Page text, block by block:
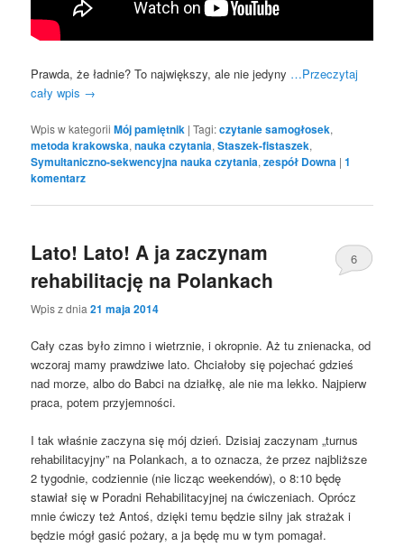
Prawda, że ładnie? To największy, ale nie jedyny …Przeczytaj
cały wpis →
Wpis w kategoriiMój pamiętnik |Tagi:czytanie samogłosek,
metoda krakowska,nauka czytania,Staszek-fistaszek,
Symultaniczno-sekwencyjna nauka czytania,zespół Downa |1
komentarz
Lato! Lato! A ja zaczynam
rehabilitację na Polankach
Wpis z dnia21 maja 2014
6
Cały czas było zimno i wietrznie, i okropnie. Aż tu znienacka, od
wczoraj mamy prawdziwe lato. Chciałoby się pojechać gdzieś
nad morze, albo do Babci na działkę, ale nie ma lekko. Najpierw
praca, potem przyjemności.
I tak właśnie zaczyna się mój dzień. Dzisiaj zaczynam „turnus
rehabilitacyjny” na Polankach, a to oznacza, że przez najbliższe
2 tygodnie, codziennie (nie licząc weekendów), o 8:10 będę
stawiał się w Poradni Rehabilitacyjnej na ćwiczeniach. Oprócz
mnie ćwiczy też Antoś, dzięki temu będzie silny jak strażak i
będzie mógł gasić pożary, a ja będę mu w tym pomagał.